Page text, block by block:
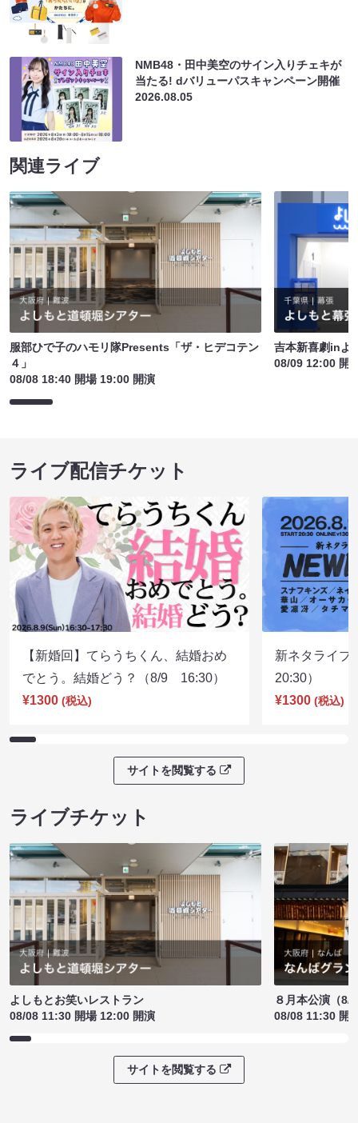
NMB48・田中美空のサイン入りチェキが
当たる! dバリューパスキャンペーン開催
2026.08.05
関連ライブ
服部ひで子のハモリ隊Presents「ザ・ヒデコテン
４」
08/08 18:40 開場 19:00 開演
吉本新喜劇inよ
08/09 12:00 開
ライブ配信チケット
【新婚回】てらうちくん、結婚おめ
でとう。結婚どう？（8/9 16:30）
¥1300 (税込)
新ネタライ
20:30）
¥1300 (税込)
サイトを閲覧する
ライブチケット
よしもとお笑いレストラン
08/08 11:30 開場 12:00 開演
８月本公演（8/
08/08 11:30 開
サイトを閲覧する